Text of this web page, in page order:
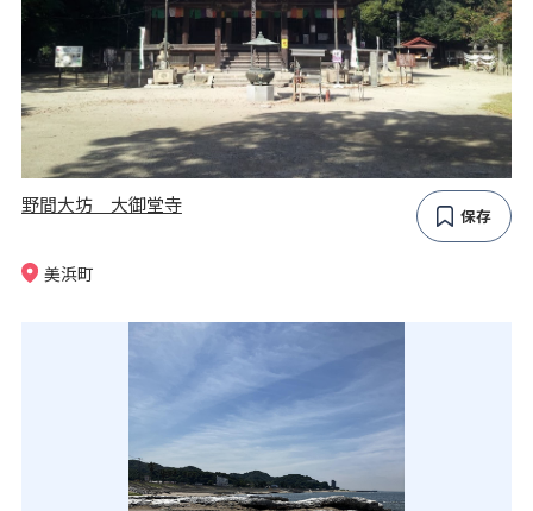
野間大坊 大御堂寺 保存
美浜町